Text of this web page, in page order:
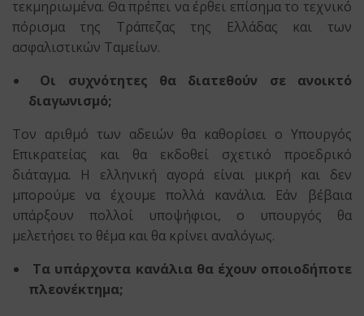
τεκμηριωμένα. Θα πρέπει να έρθει επίσημα το τεχνικό
πόρισμα της Τράπεζας της Ελλάδας και των
ασφαλιστικών Ταμείων.
Οι συχνότητες θα διατεθούν σε ανοικτό
διαγωνισμό;
Τον αριθμό των αδειών θα καθορίσει ο Υπουργός
Επικρατείας και θα εκδοθεί σχετικό προεδρικό
διάταγμα. Η ελληνική αγορά είναι μικρή και δεν
μπορούμε να έχουμε πολλά κανάλια. Εάν βέβαια
υπάρξουν πολλοί υποψήφιοι, ο υπουργός θα
μελετήσει το θέμα και θα κρίνει αναλόγως.
Τα υπάρχοντα κανάλια θα έχουν οποιοδήποτε
πλεονέκτημα;